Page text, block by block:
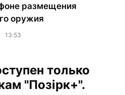
размещения
оружия
13:53
только
"Позірк+".